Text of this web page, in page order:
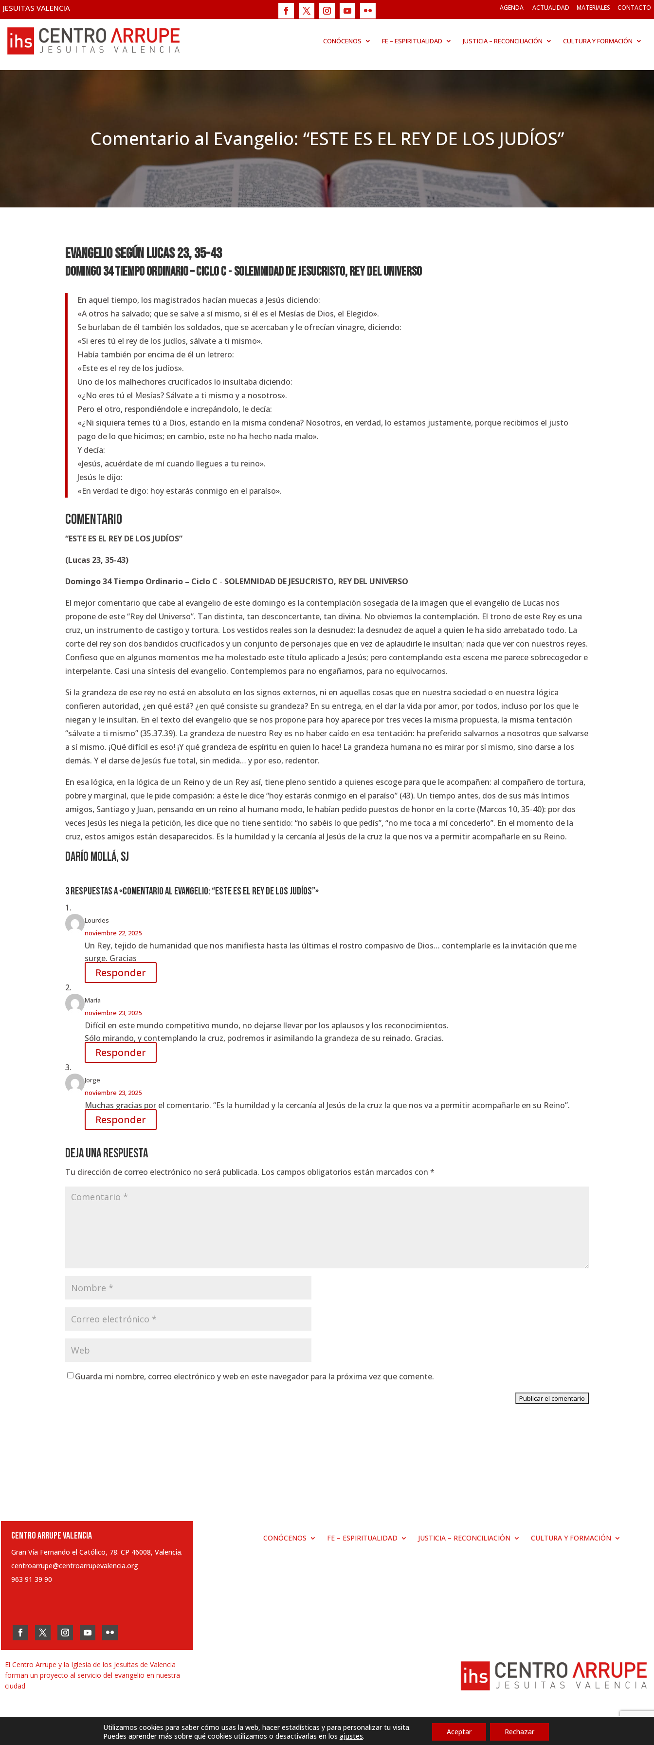
JESUITAS VALENCIA AGENDA ACTUALIDAD MATERIALES CONTACTO
CONÓCENOS FE – ESPIRITUALIDAD JUSTICIA – RECONCILIACIÓN CULTURA Y FORMACIÓN
Comentario al Evangelio: “ESTE ES EL REY DE LOS JUDÍOS”
EVANGELIO SEGÚN Lucas 23, 35-43
Domingo 34 Tiempo Ordinario – Ciclo C-SOLEMNIDAD DE JESUCRISTO, REY DEL UNIVERSO
En aquel tiempo, los magistrados hacían muecas a Jesús diciendo:
«A otros ha salvado; que se salve a sí mismo, si él es el Mesías de Dios, el Elegido».
Se burlaban de él también los soldados, que se acercaban y le ofrecían vinagre, diciendo:
«Si eres tú el rey de los judíos, sálvate a ti mismo».
Había también por encima de él un letrero:
«Este es el rey de los judíos».
Uno de los malhechores crucificados lo insultaba diciendo:
«¿No eres tú el Mesías? Sálvate a ti mismo y a nosotros».
Pero el otro, respondiéndole e increpándolo, le decía:
«¿Ni siquiera temes tú a Dios, estando en la misma condena? Nosotros, en verdad, lo estamos justamente, porque recibimos el justo
pago de lo que hicimos; en cambio, este no ha hecho nada malo».
Y decía:
«Jesús, acuérdate de mí cuando llegues a tu reino».
Jesús le dijo:
«En verdad te digo: hoy estarás conmigo en el paraíso».
COMENTARIO
“ESTE ES EL REY DE LOS JUDÍOS”
(Lucas 23, 35-43)
Domingo 34 Tiempo Ordinario – Ciclo C - SOLEMNIDAD DE JESUCRISTO, REY DEL UNIVERSO
El mejor comentario que cabe al evangelio de este domingo es la contemplación sosegada de la imagen que el evangelio de Lucas nos
propone de este “Rey del Universo”. Tan distinta, tan desconcertante, tan divina. No obviemos la contemplación. El trono de este Rey es una
cruz, un instrumento de castigo y tortura. Los vestidos reales son la desnudez: la desnudez de aquel a quien le ha sido arrebatado todo. La
corte del rey son dos bandidos crucificados y un conjunto de personajes que en vez de aplaudirle le insultan; nada que ver con nuestros reyes.
Confieso que en algunos momentos me ha molestado este título aplicado a Jesús; pero contemplando esta escena me parece sobrecogedor e
interpelante. Casi una síntesis del evangelio. Contemplemos para no engañarnos, para no equivocarnos.
Si la grandeza de ese rey no está en absoluto en los signos externos, ni en aquellas cosas que en nuestra sociedad o en nuestra lógica
confieren autoridad, ¿en qué está? ¿en qué consiste su grandeza? En su entrega, en el dar la vida por amor, por todos, incluso por los que le
niegan y le insultan. En el texto del evangelio que se nos propone para hoy aparece por tres veces la misma propuesta, la misma tentación
“sálvate a ti mismo” (35.37.39). La grandeza de nuestro Rey es no haber caído en esa tentación: ha preferido salvarnos a nosotros que salvarse
a sí mismo. ¡Qué difícil es eso! ¡Y qué grandeza de espíritu en quien lo hace! La grandeza humana no es mirar por sí mismo, sino darse a los
demás. Y el darse de Jesús fue total, sin medida… y por eso, redentor.
En esa lógica, en la lógica de un Reino y de un Rey así, tiene pleno sentido a quienes escoge para que le acompañen: al compañero de tortura,
pobre y marginal, que le pide compasión: a éste le dice“hoy estarás conmigo en el paraíso” (43). Un tiempo antes, dos de sus más íntimos
amigos, Santiago y Juan, pensando en un reino al humano modo, le habían pedido puestos de honor en la corte (Marcos 10, 35-40): por dos
veces Jesús les niega la petición, les dice que no tiene sentido:“no sabéis lo que pedís”, “no me toca a mí concederlo”. En el momento de la
cruz, estos amigos están desaparecidos. Es la humildad y la cercanía al Jesús de la cruz la que nos va a permitir acompañarle en su Reino.
DARÍO MOLLÁ, SJ
3 respuestas a «Comentario al Evangelio: “ESTE ES EL REY DE LOS JUDÍOS”»
Lourdes
noviembre 22, 2025
Un Rey, tejido de humanidad que nos manifiesta hasta las últimas el rostro compasivo de Dios… contemplarle es la invitación que me
surge. Gracias
Responder
María
noviembre 23, 2025
Difícil en este mundo competitivo mundo, no dejarse llevar por los aplausos y los reconocimientos.
Sólo mirando, y contemplando la cruz, podremos ir asimilando la grandeza de su reinado. Gracias.
Responder
Jorge
noviembre 23, 2025
Muchas gracias por el comentario. “Es la humildad y la cercanía al Jesús de la cruz la que nos va a permitir acompañarle en su Reino”.
Responder
Deja una respuesta
Tu dirección de correo electrónico no será publicada. Los campos obligatorios están marcados con*
Guarda mi nombre, correo electrónico y web en este navegador para la próxima vez que comente.
CENTRO ARRUPE VALENCIA
Gran Vía Fernando el Católico, 78. CP 46008, Valencia.
centroarrupe@centroarrupevalencia.org
963 91 39 90
CONÓCENOS FE – ESPIRITUALIDAD JUSTICIA – RECONCILIACIÓN CULTURA Y FORMACIÓN
El Centro Arrupe y la Iglesia de los Jesuitas de Valencia
forman un proyecto al servicio del evangelio en nuestra
ciudad
Política de privacidad
Utilizamos cookies para saber cómo usas la web, hacer estadísticas y para personalizar tu visita.
Puedes aprender más sobre qué cookies utilizamos o desactivarlas en los ajustes. Aceptar Rechazar